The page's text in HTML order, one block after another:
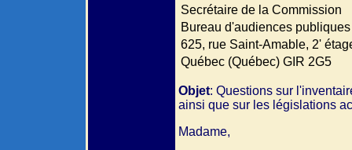
Secrétaire de la Commission
Bureau d'audiences
625, rue Saint-Amable, 2'
Québec (Québec) GIR 2G5
Objet: Questions sur
ainsi que sur les législations
Madame,